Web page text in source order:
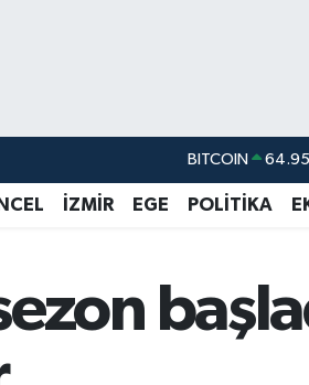
DOLAR
EURO
BİST100
İZMİR EGE POLİTİKA